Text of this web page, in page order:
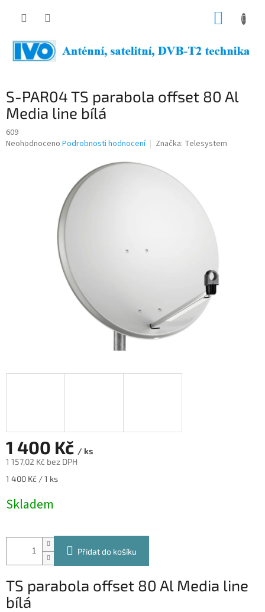
S-PAR04 TS parabola offset 80 Al
Media line bílá
609
Průměrné
Neohodnoceno Podrobnosti hodnocení Značka: Telesystem
1 400 Kč / ks
1 157,02 Kč bez DPH
Měrná
1 400 Kč / 1 ks
Skladem
Přidat do košíku
TS parabola offset 80 Al Media line
bílá